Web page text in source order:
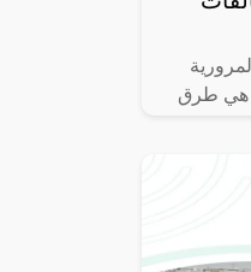
هي طرق